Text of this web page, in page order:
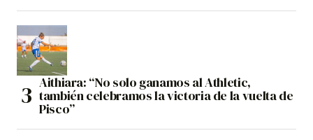
Aithiara: “No solo ganamos al Athletic,
también celebramos la victoria de la vuelta de
Pisco”